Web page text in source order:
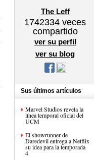
The Leff
1742334 veces
compartido
ver su perfil
ver su blog
Sus últimos artículos
Marvel Studios revela la
línea temporal oficial del
UCM
El showrunner de
Daredevil entrega a Netflix
su idea para la temporada
4